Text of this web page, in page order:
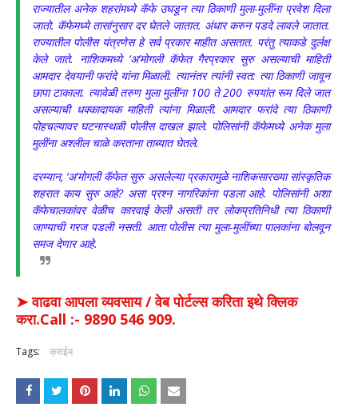
राज्यातील अनेक शहरांमध्ये कॅफे उघडून त्या ठिकाणी मुला-मुलींना प्रवेश दिला
जातो. कॅफेमध्ये तासांनुसार दर घेतले जातात. अंधार करुन पडदे लावले जातात.
राज्यातील पोलीस यंत्रणेस हे सर्व प्रकार माहीत असतात. परंतु त्याकडे दुर्लक्ष
केले जाते. नाशिकमध्ये ‘अ’मोगली कॅफेत गैरप्रकार सुरु असल्याची माहिती
आमदार देवयानी फरांदे यांना मिळाली. त्यानंतर त्यांनी स्वत: त्या ठिकाणी जावून
छापा टाकाला. त्यावेळी तरुण मुला मुलींना 100 ते 200 रुपयांत रूम दिले जात
असल्याची धक्कादायक माहिती त्यांना मिळाली. आमदार फरांदे त्या ठिकाणी
पोहचल्यावर घटनास्थळी पोलीस दाखल झाले. पोलिसांनी कॅफेमध्ये अनेक मुला
मुलींना अश्लील चाळे करताना ताब्यात घेतले.
दरम्यान, ‘अ’मोगली कॅफेत सुरु असलेल्या प्रकारामुळे नाशिकसारख्या सांस्कृतिक
शहरात काय सुरु आहे? असा प्रश्न नागरिकांना पडला आहे. पोलिसांनी अशा
कॅफेचालकांवर वेळीच कारवाई केली असती तर लोकप्रतिनिधी त्या ठिकाणी
जाण्याची गरज पडली नसती. आता पोलीस त्या मुला-मुलींच्या पालकांना बोलवून
समज देणार आहे.
➤ वाढवा आपला व्यवसाय / वेब पोर्टल्स करिता इथे क्लिक
करा.Call :- 9890 546 909.
Tags: क्राईम